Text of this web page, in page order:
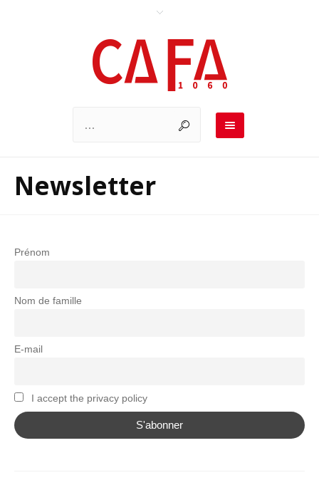
Newsletter
Prénom
Nom de famille
E-mail
I accept the privacy policy